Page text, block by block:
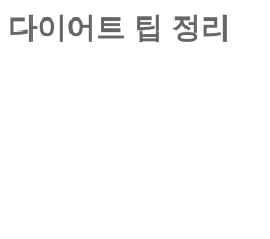
이어트 팁 정리